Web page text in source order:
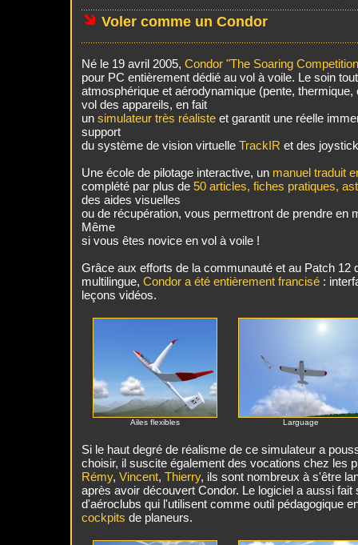
Voler comme un Condor
Né le 19 avril 2005, Condor "The Soaring
pour PC entièrement dédié au vol à voile. Le soin
atmosphérique et aérodynamique (pente,
vol des appareils, en fait
un simulateur très réaliste et garantit une réelle
support
du système de vision virtuelle TrackIR et des
Une école de pilotage interactive, un manuel traduit
complété par plus de 50 articles, fiches pratiques,
des aides visuelles
ou de récupération, vous permettront de prendre en
Même
si vous êtes novice en vol à voile !
Grâce aux efforts de la communauté et au Patch 12
multilingue, Condor a été entièrement francisé :
leçons vidéos.
Ailes flexibles Larguage
Si le haut degré de réalisme de ce simulateur a
choisir, il suscite également des vocations chez les
Rémy, Vincent, Thierry, ils sont nombreux à s'être
après avoir découvert Condor. Le logiciel a aussi fait
d'aéroclubs qui l'utilisent comme outil pédagogique
cockpits de planeurs.